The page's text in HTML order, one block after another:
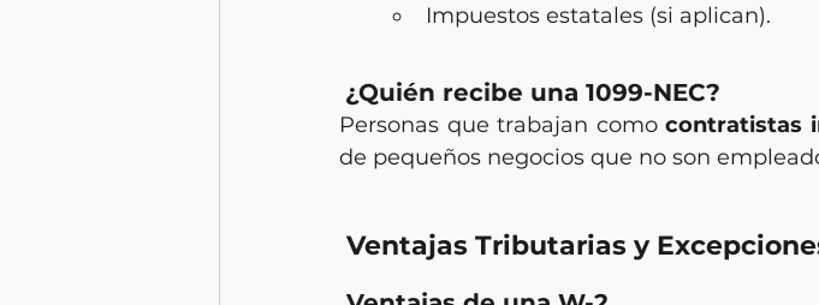
Impuestos estatales (si aplican).
¿Quién recibe una 1099-NEC?
Personas que trabajan como contratistas
de pequeños negocios que no son
Ventajas Tributarias y